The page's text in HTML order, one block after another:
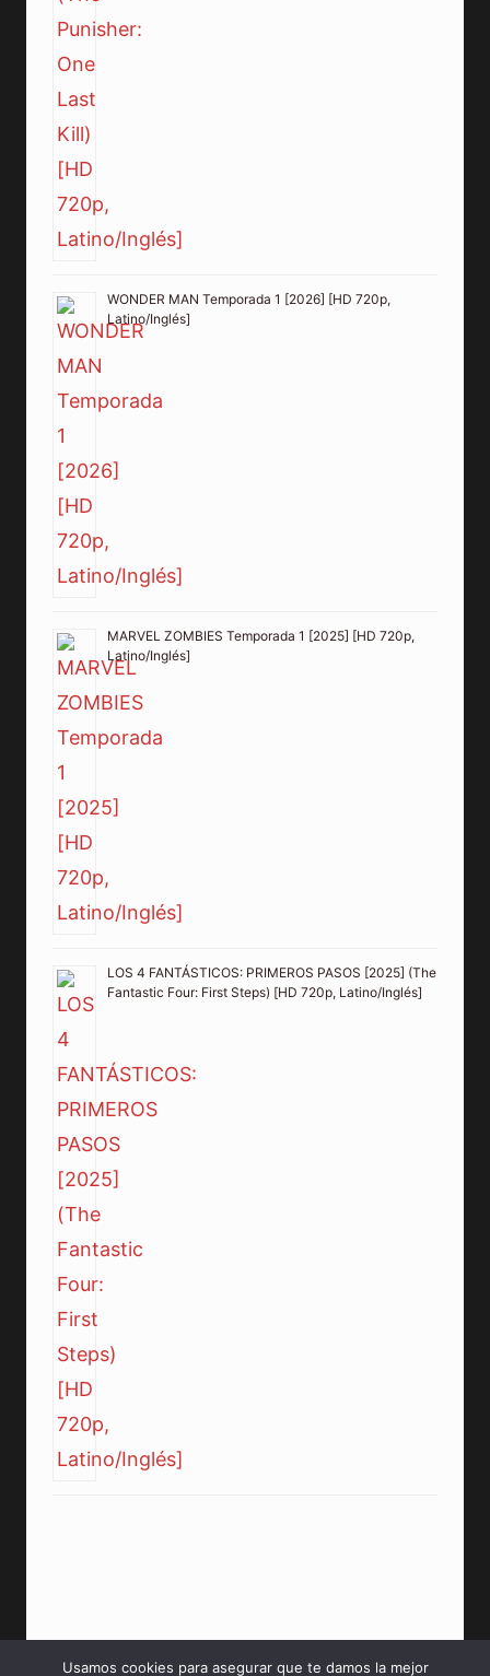
WONDER MAN Temporada 1 [2026] [HD 720p,
Latino/Inglés]
MARVEL ZOMBIES Temporada 1 [2025] [HD 720p,
Latino/Inglés]
LOS 4 FANTÁSTICOS: PRIMEROS PASOS [2025] (The
Fantastic Four: First Steps) [HD 720p, Latino/Inglés]
Usamos cookies para asegurar que te damos la mejor